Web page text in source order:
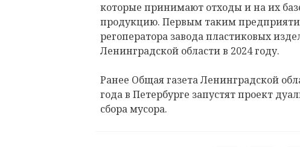
которые принимают отходы и на их
продукцию. Первым таким
регоператора завода пластиковых
Ленинградской области в 2024 году.
Ранее Общая газета Ленинградской
года в Петербурге запустят проект
сбора мусора.